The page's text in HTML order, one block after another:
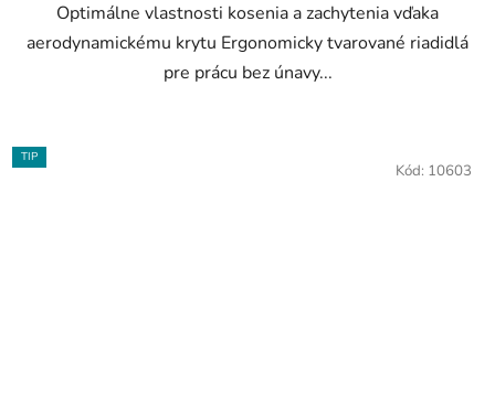
Optimálne vlastnosti kosenia a zachytenia vďaka
aerodynamickému krytu Ergonomicky tvarované riadidlá
pre prácu bez únavy...
TIP
Kód: 10603